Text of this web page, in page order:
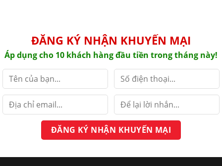
ĐĂNG KÝ NHẬN KHUYẾN MẠI
Áp dụng cho 10 khách hàng đầu tiền trong tháng này!